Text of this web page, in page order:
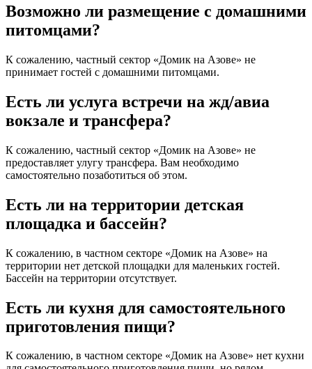
Возможно ли размещение с домашними
питомцами?
К сожалению, частный сектор «Домик на Азове» не
принимает гостей с домашними питомцами.
Есть ли услуга встречи на жд/авиа
вокзале и трансфера?
К сожалению, частный сектор «Домик на Азове» не
предоставляет улугу трансфера. Вам необходимо
самостоятельно позаботиться об этом.
Есть ли на территории детская
площадка и бассейн?
К сожалению, в частном секторе «Домик на Азове» на
территории нет детской площадки для маленьких гостей.
Бассейн на территории отсутствует.
Есть ли кухня для самостоятельного
приготовления пищи?
К сожалению, в частном секторе «Домик на Азове» нет кухни